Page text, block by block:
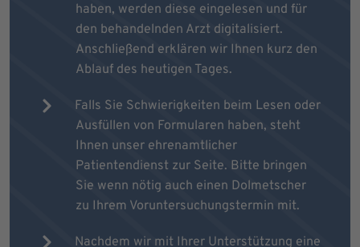
haben, werden diese eingelesen und für
den behandelnden Arzt digitalisiert.
Anschließend erklären wir Ihnen kurz den
Ablauf des heutigen Tages.
Falls Sie Schwierigkeiten beim Lesen oder
Ausfüllen von Formularen haben, steht
Ihnen unser ehrenamtlicher
Patientendienst zur Seite. Bitte bringen
Sie wenn nötig auch einen Dolmetscher
zu Ihrem Voruntersuchungstermin mit.
Nachdem wir mit Ihrer Unterstützung eine